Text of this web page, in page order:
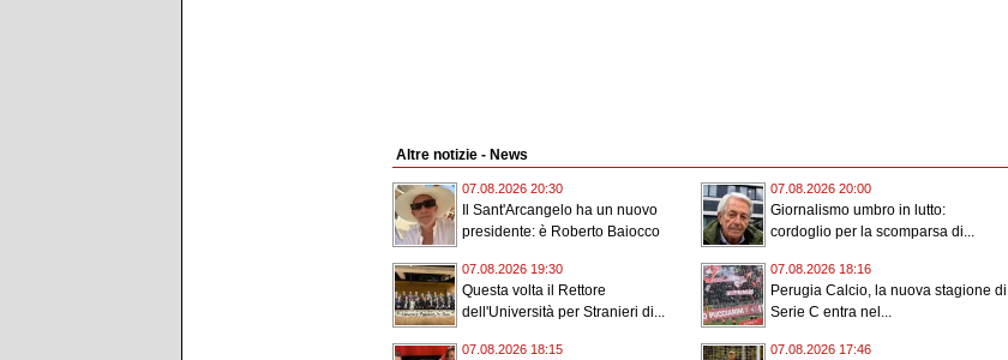
Altre notizie - News
07.08.2026 20:30
Il Sant'Arcangelo ha un nuovo
presidente: è Roberto Baiocco
07.08.2026 20:00
Giornalismo umbro in lutto:
cordoglio per la scomparsa di...
07.08.2026 19:30
Questa volta il Rettore
dell'Università per Stranieri di...
07.08.2026 18:16
Perugia Calcio, la nuova stagione di
Serie C entra nel...
07.08.2026 18:15 07.08.2026 17:46